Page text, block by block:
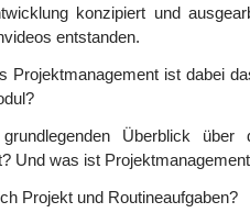
konzipiert und
entstanden.
Projektmanagement ist dabei
Überblick
Und was ist
Projekt und Routineaufgaben?